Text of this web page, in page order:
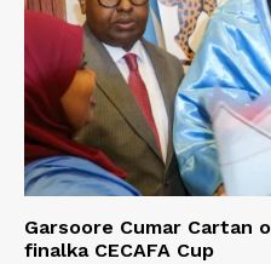
Garsoore Cumar Cartan
finalka CECAFA Cup